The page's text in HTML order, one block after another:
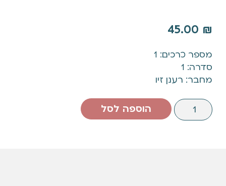
45.00 ₪
מספר כרכים: 1
סדרה: 1
מחבר: רענן זיו
הוספה לסל